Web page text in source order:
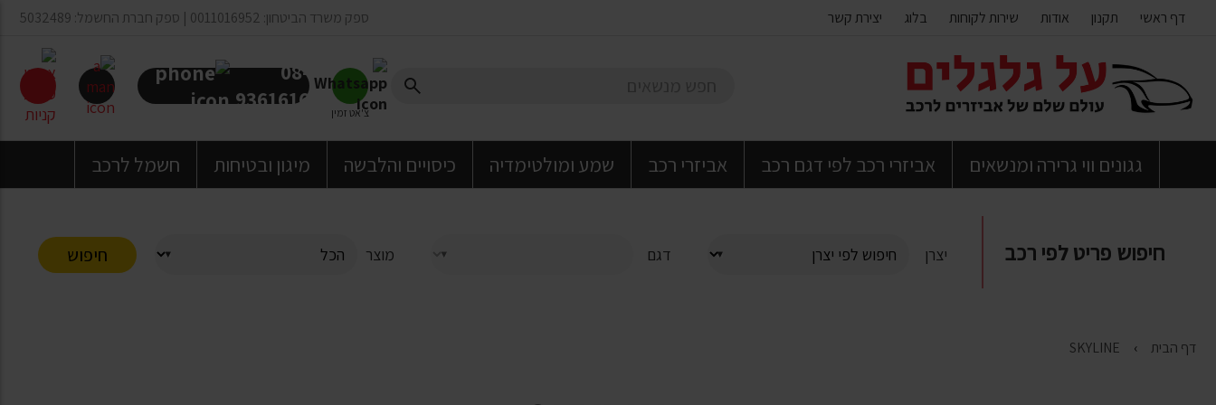
דף ראשי תקנון אודות שירות לקוחות בלוג יצירת קשר ספק משרד הביטחון: 0011016952 | ספק חברת החשמל: 5032489
צ'אט זמין
08-
9361616
גגונים ווי גרירה ומנשאים אביזרי רכב לפי דגם רכב אביזרי רכב שמע ומולטימדיה כיסויים והלבשה מיגון ובטיחות חשמל לרכב
חיפוש פריט לפי רכב יצרן דגם מוצר חיפוש
דף הבית SKYLINE